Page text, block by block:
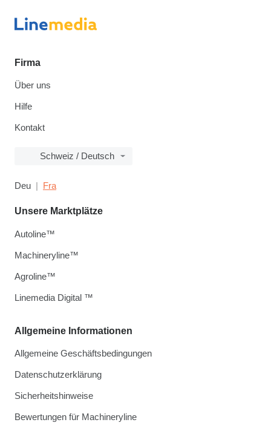
Firma
Über uns
Hilfe
Kontakt
Schweiz / Deutsch
Deu Fra
Allgemeine Informationen
Allgemeine Geschäftsbedingungen
Datenschutzerklärung
Sicherheitshinweise
Bewertungen für Machineryline
Unsere Marktplätze
Autoline™
Machineryline™
Agroline™
Linemedia Digital ™